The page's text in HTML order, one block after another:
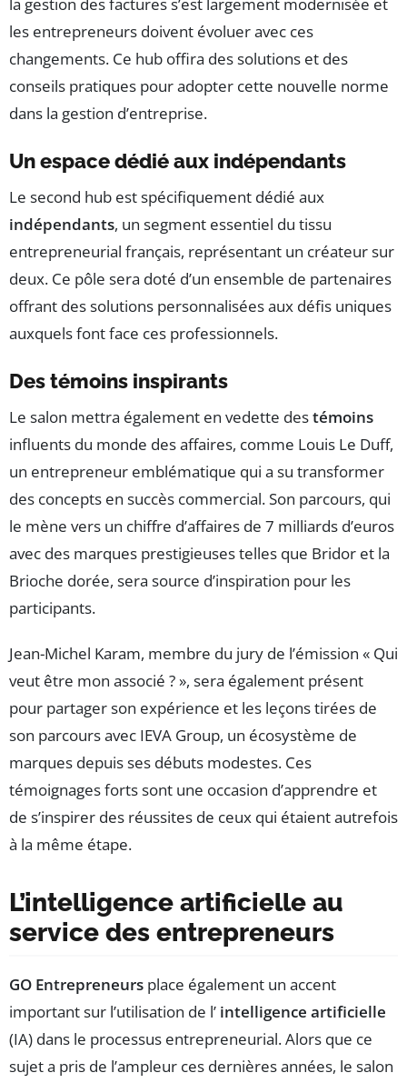
la gestion des factures s’est largement modernisée et
les entrepreneurs doivent évoluer avec ces
changements. Ce hub offira des solutions et des
conseils pratiques pour adopter cette nouvelle norme
dans la gestion d’entreprise.
Un espace dédié aux indépendants
Le second hub est spécifiquement dédié aux
indépendants, un segment essentiel du tissu
entrepreneurial français, représentant un créateur sur
deux. Ce pôle sera doté d’un ensemble de partenaires
offrant des solutions personnalisées aux défis uniques
auxquels font face ces professionnels.
Des témoins inspirants
Le salon mettra également en vedette destémoins
influents du monde des affaires, comme Louis Le Duff,
un entrepreneur emblématique qui a su transformer
des concepts en succès commercial. Son parcours, qui
le mène vers un chiffre d’affaires de 7 milliards d’euros
avec des marques prestigieuses telles que Bridor et la
Brioche dorée, sera source d’inspiration pour les
participants.
Jean-Michel Karam, membre du jury de l’émission « Qui
veut être mon associé ? », sera également présent
pour partager son expérience et les leçons tirées de
son parcours avec IEVA Group, un écosystème de
marques depuis ses débuts modestes. Ces
témoignages forts sont une occasion d’apprendre et
de s’inspirer des réussites de ceux qui étaient autrefois
à la même étape.
L’intelligence artificielle au
service des entrepreneurs
GO Entrepreneurs place également un accent
important sur l’utilisation de l’ intelligence artificielle
(IA) dans le processus entrepreneurial. Alors que ce
sujet a pris de l’ampleur ces dernières années, le salon